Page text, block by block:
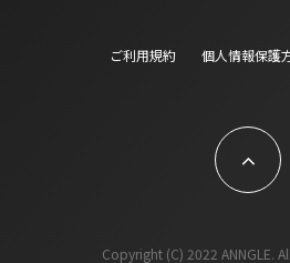
ご利用規約 個人情報保護
Copyright (C) 2022 ANNGLE.